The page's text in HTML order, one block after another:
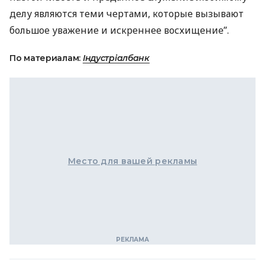
делу являются теми чертами, которые вызывают
большое уважение и искреннее восхищение”.
По материалам: Індустріалбанк
Место для вашей рекламы